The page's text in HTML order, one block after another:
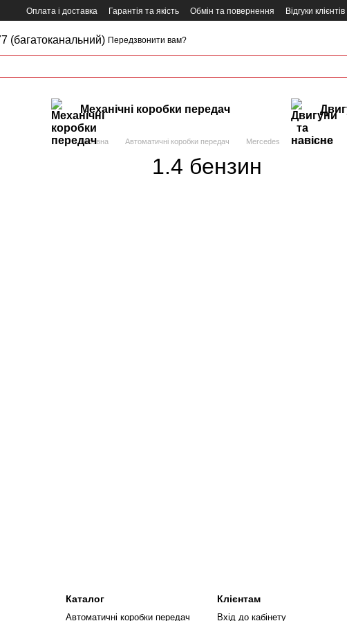
Оплата і доставка Гарантія та якість Обмін та повернення Відгуки клієнтів
(багатоканальний) Передзвонити вам?
Механічні коробки передач
Головна Автоматичні коробки передач Mercedes 1.4 бензин
1.4 бензин
Каталог
Автоматичні коробки передач
Клієнтам
Вхід до кабінету